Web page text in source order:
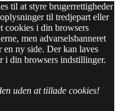
til at styre brugerrettigheder
til tredjepart eller
cookies i din browsers
men advarselsbanneret
ny side. Der kan laves
i din browsers indstillinger.
uden at tillade cookies!